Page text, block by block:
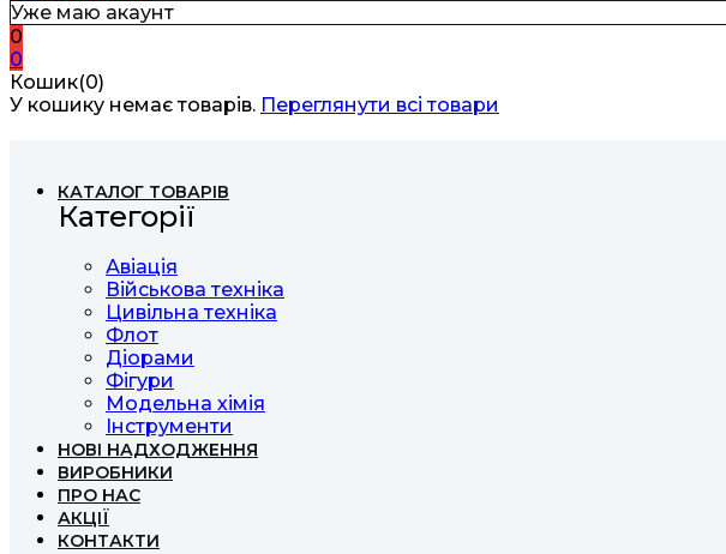
Уже маю акаунт
0
0
Кошик(0)
У кошику немає товарів. Переглянути всі товари
КАТАЛОГ ТОВАРІВ
Категорії
Авіація
Військова техніка
Цивільна техніка
Флот
Діорами
Фігури
Модельна хімія
Інструменти
НОВІ НАДХОДЖЕННЯ
ВИРОБНИКИ
ПРО НАС
АКЦІЇ
КОНТАКТИ